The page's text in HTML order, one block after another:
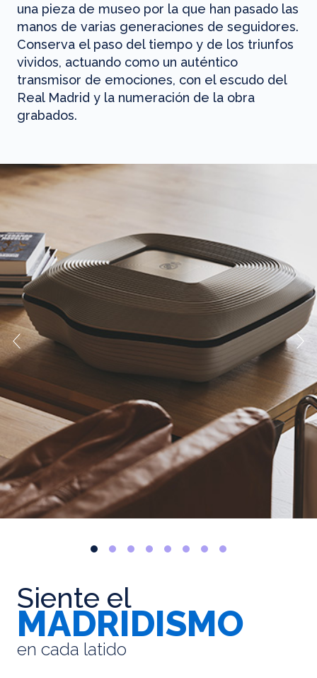
una pieza de museo por la que han pasado las
manos de varias generaciones de seguidores.
Conserva el paso del tiempo y de los triunfos
vividos, actuando como un auténtico
transmisor de emociones, con el escudo del
Real Madrid y la numeración de la obra
grabados.
Siente el
MADRIDISMO
en cada latido